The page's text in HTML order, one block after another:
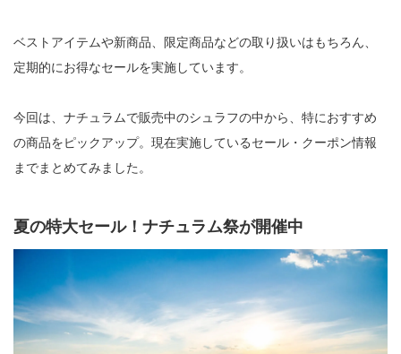
ベストアイテムや新商品、限定商品などの取り扱いはもちろん、
定期的にお得なセールを実施しています。
今回は、ナチュラムで販売中のシュラフの中から、特におすすめ
の商品をピックアップ。現在実施しているセール・クーポン情報
までまとめてみました。
夏の特大セール！ナチュラム祭が開催中